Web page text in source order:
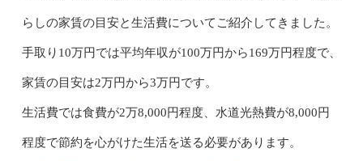
らしの家賃の目安と生活費についてご紹介してきました。
手取り10万円では平均年収が100万円から169万円程度で、
家賃の目安は2万円から3万円です。
生活費では食費が2万8,000円程度、水道光熱費が8,000円
程度で節約を心がけた生活を送る必要があります。